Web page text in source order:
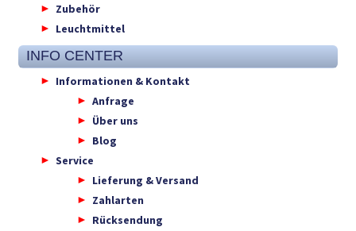
Zubehör
Leuchtmittel
INFO CENTER
Informationen & Kontakt
Anfrage
Über uns
Blog
Service
Lieferung & Versand
Zahlarten
Rücksendung